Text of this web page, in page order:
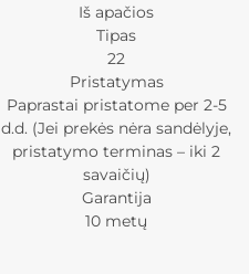
Iš apačios
Tipas
22
Pristatymas
Paprastai pristatome per 2-5
d.d. (Jei prekės nėra sandėlyje,
pristatymo terminas – iki 2
savaičių)
Garantija
10 metų